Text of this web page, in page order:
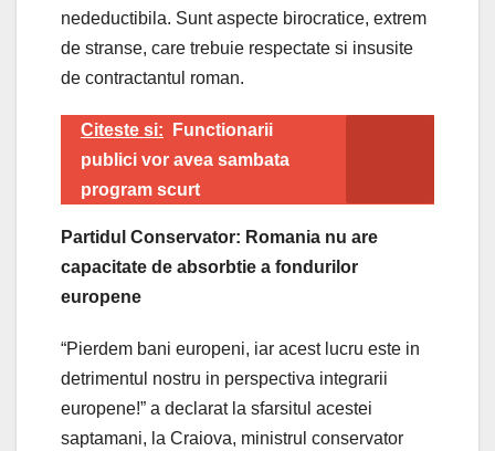
nedeductibila. Sunt aspecte birocratice, extrem
de stranse, care trebuie respectate si insusite
de contractantul roman.
Citeste si:
Functionarii
publici vor avea sambata
program scurt
Partidul Conservator: Romania nu are
capacitate de absorbtie a fondurilor
europene
“Pierdem bani europeni, iar acest lucru este in
detrimentul nostru in perspectiva integrarii
europene!” a declarat la sfarsitul acestei
saptamani, la Craiova, ministrul conservator